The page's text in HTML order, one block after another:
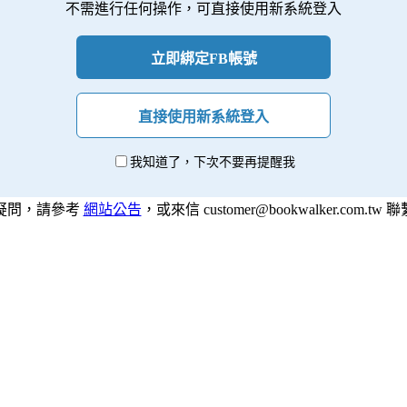
不需進行任何操作，可直接使用新系統登入
立即綁定FB帳號
直接使用新系統登入
我知道了，下次不要再提醒我
問，請參考 網站公告 ，或來信 customer@bookwalker.com.tw 聯